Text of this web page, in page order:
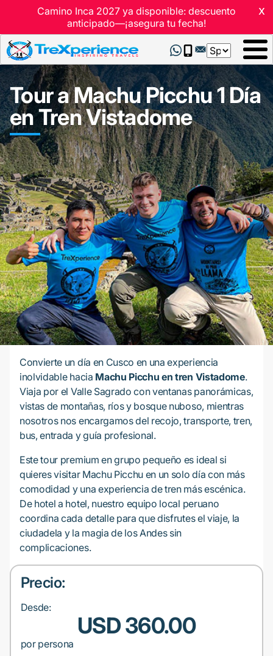
x
Camino Inca 2027 ya disponible: descuento
anticipado—¡asegura tu fecha!
Select
your
language
Tour a Machu Picchu 1 Día
en Tren Vistadome
Convierte un día en Cusco en una experiencia
inolvidable hacia Machu Picchu en tren Vistadome.
Viaja por el Valle Sagrado con ventanas panorámicas,
vistas de montañas, ríos y bosque nuboso, mientras
nosotros nos encargamos del recojo, transporte, tren,
bus, entrada y guía profesional.
Este tour premium en grupo pequeño es ideal si
quieres visitar Machu Picchu en un solo día con más
comodidad y una experiencia de tren más escénica.
De hotel a hotel, nuestro equipo local peruano
coordina cada detalle para que disfrutes el viaje, la
ciudadela y la magia de los Andes sin
complicaciones.
Precio:
Desde:
USD 360.00
por persona